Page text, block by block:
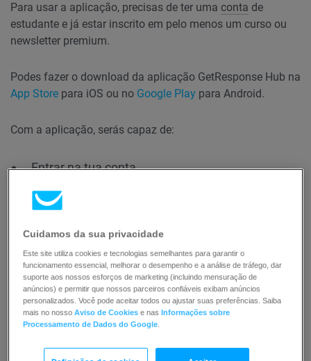
Para usar a aplicação, precisas de ter uma conta de
estudante e já estar inscrito em pelo menos um curso ou
newsletter premium.
Podes fazer o download da aplicação GetResponse Hub na
App Store para iOS ou no Google Play para Android.
Com a aplicação, serás capaz de:
Entrar na tua conta
Participar de seus cursos – todos os tipos de
Acompanhar o progresso dos teus cursos
Descarrega certificados
Partilha a tua experiência através de
comentários
Cuidamos da sua privacidade
Este site utiliza cookies e tecnologias semelhantes para garantir o
funcionamento essencial, melhorar o desempenho e a análise de tráfego, dar
suporte aos nossos esforços de marketing (incluindo mensuração de
anúncios) e permitir que nossos parceiros confiáveis exibam anúncios
personalizados. Você pode aceitar todos ou ajustar suas preferências. Saiba
mais no nossoAviso de Cookies e nasInformações sobre
Processamento de Dados do Google